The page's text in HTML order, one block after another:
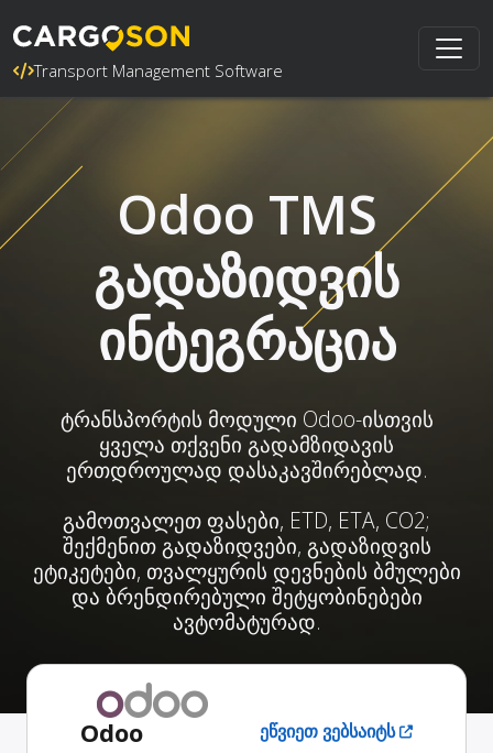
Transport Management Software
Odoo TMS
გადაზიდვის
ინტეგრაცია
ტრანსპორტის მოდული Odoo-ისთვის
ყველა თქვენი გადამზიდავის
ერთდროულად დასაკავშირებლად.
გამოთვალეთ ფასები, ETD, ETA, CO2;
შექმენით გადაზიდვები, გადაზიდვის
ეტიკეტები, თვალყურის დევნების ბმულები
და ბრენდირებული შეტყობინებები
ავტომატურად.
Odoo ეწვიეთ ვებსაიტს